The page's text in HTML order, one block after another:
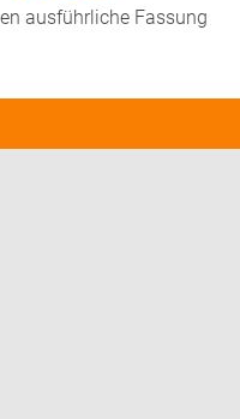
ausführliche Fassung